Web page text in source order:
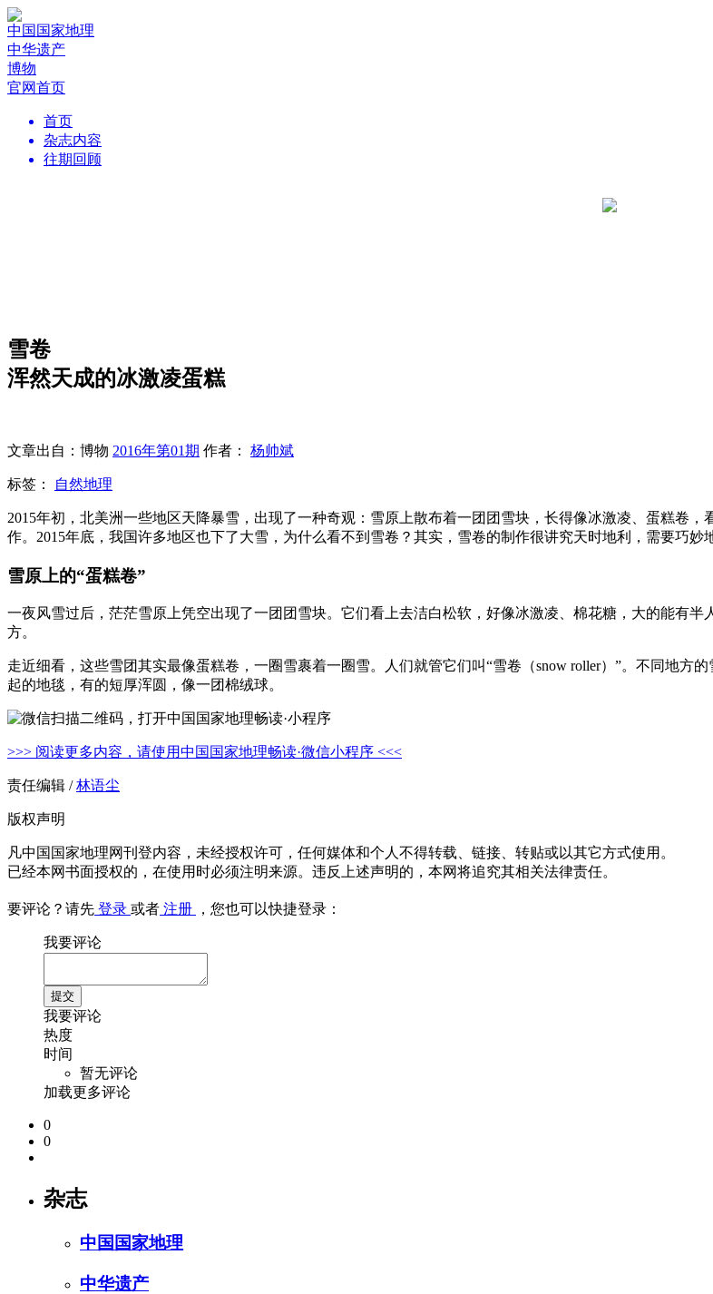
中国国家地理
中华遗产
博物
官网首页
首页
杂志内容
往期回顾
雪卷
浑然天成的冰激凌蛋糕
文章出自：博物 2016年第01期 作者： 杨帅斌
标签： 自然地理
2015年初，北美洲一些地区天降暴雪，出现了一种奇观：雪原上散布着一团团雪块，长得像冰激凌、蛋糕卷
作。2015年底，我国许多地区也下了大雪，为什么看不到雪卷？其实，雪卷的制作很讲究天时地利，需要巧妙
雪原上的“蛋糕卷”
一夜风雪过后，茫茫雪原上凭空出现了一团团雪块。它们看上去洁白松软，好像冰激凌、棉花糖，大的能有
方。
走近细看，这些雪团其实最像蛋糕卷，一圈雪裹着一圈雪。人们就管它们叫“雪卷（snow roller）”。不同地方
起的地毯，有的短厚浑圆，像一团棉绒球。
>>> 阅读更多内容，请使用中国国家地理畅读·微信小程序 <<<
责任编辑 /林语尘
版权声明
凡中国国家地理网刊登内容，未经授权许可，任何媒体和个人不得转载、链接、转贴或以其它方式使用。
已经本网书面授权的，在使用时必须注明来源。违反上述声明的，本网将追究其相关法律责任。
要评论？请先 登录 或者 注册 ，您也可以快捷登录：
我要评论
我要评论
热度
时间
暂无评论
加载更多评论
0
0
杂志
中国国家地理
中华遗产